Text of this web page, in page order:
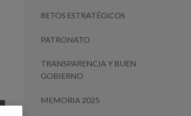
RETOS ESTRATÉGICOS
PATRONATO
TRANSPARENCIA Y BUEN
GOBIERNO
MEMORIA 2025